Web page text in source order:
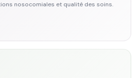
nosocomiales et qualité des soins.